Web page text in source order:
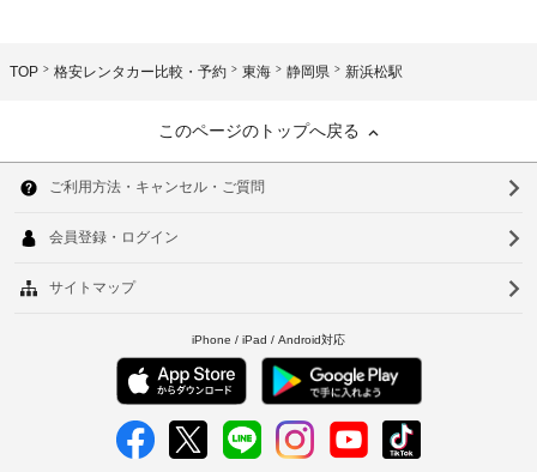
TOP 格安レンタカー比較・予約 東海 静岡県 新浜松駅
このページのトップへ戻る